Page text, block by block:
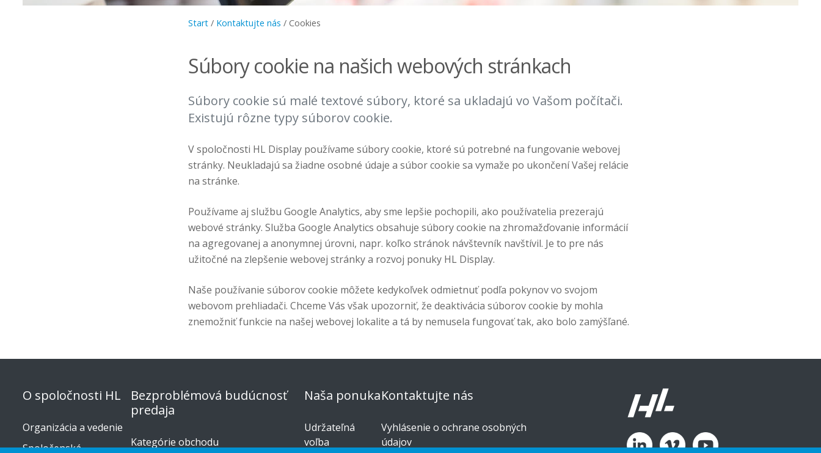
Start/ Kontaktujte nás / Cookies
Súbory cookie na našich webových stránkach
Súbory cookie sú malé textové súbory, ktoré sa ukladajú vo Vašom počítači.
Existujú rôzne typy súborov cookie.
V spoločnosti HL Display používame súbory cookie, ktoré sú potrebné na fungovanie webovej
stránky. Neukladajú sa žiadne osobné údaje a súbor cookie sa vymaže po ukončení Vašej relácie
na stránke.
Používame aj službu Google Analytics, aby sme lepšie pochopili, ako používatelia prezerajú
webové stránky. Služba Google Analytics obsahuje súbory cookie na zhromažďovanie informácií
na agregovanej a anonymnej úrovni, napr. koľko stránok návštevník navštívil. Je to pre nás
užitočné na zlepšenie webovej stránky a rozvoj ponuky HL Display.
Naše používanie súborov cookie môžete kedykoľvek odmietnuť podľa pokynov vo svojom
webovom prehliadači. Chceme Vás však upozorniť, že deaktivácia súborov cookie by mohla
znemožniť funkcie na našej webovej lokalite a tá by nemusela fungovať tak, ako bolo zamýšľané.
O spoločnosti HL
Organizácia a vedenie
Spoločenská
Bezproblémová budúcnosť
predaja
Kategórie obchodu
Naša ponuka
Udržateľná
voľba
Kontaktujte nás
Vyhlásenie o ochrane osobných
údajov